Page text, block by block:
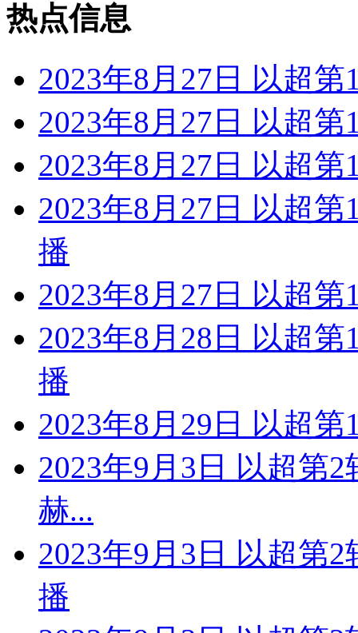
热点信息
2023年8月27日 以超
2023年8月27日 以超
2023年8月27日 以超
2023年8月27日 以超
播
2023年8月27日 以超
2023年8月28日 以超
播
2023年8月29日 以超
2023年9月3日 以超第
赫...
2023年9月3日 以超第
播